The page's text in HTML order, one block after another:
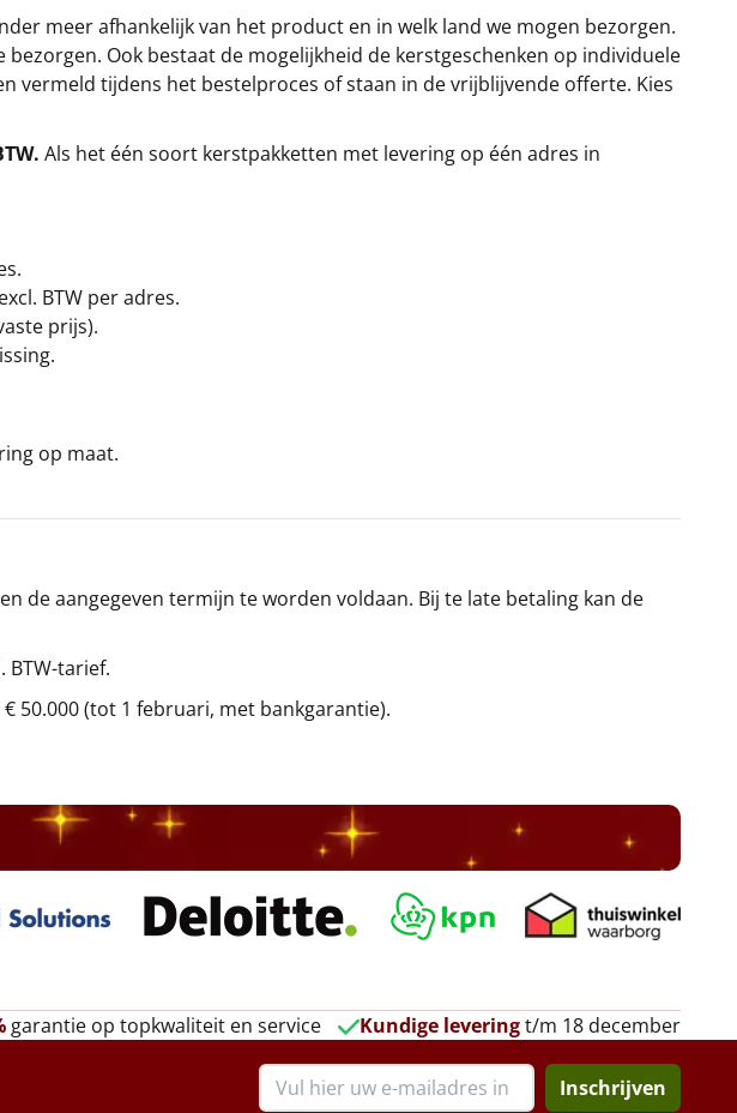
meer afhankelijk van het product en in welk land we mogen bezorgen.
Ook bestaat de mogelijkheid de kerstgeschenken op individuele
vermeld tijdens het bestelproces of staan in de vrijblijvende offerte. Kies
Als het één soort kerstpakketten met levering op één adres in
BTW per adres.
prijs).
op maat.
de aangegeven termijn te worden voldaan. Bij te late betaling kan de
BTW-tarief.
50.000 (tot 1 februari, met bankgarantie).
garantie op topkwaliteit en service Kundige leveringt/m 18 december
Inschrijven